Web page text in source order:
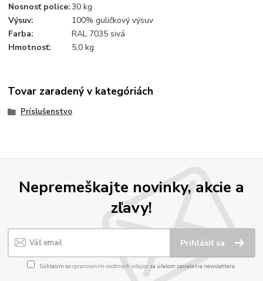
Nosnosť police:30 kg
Výsuv:
100% guličkový výsuv
Farba:
RAL 7035 sivá
Hmotnosť:
5,0 kg
Tovar zaradený v kategóriách
Príslušenstvo
Nepremeškajte novinky, akcie a
zľavy!
Prihlásiť sa
Súhlasím sospracovaním osobných údajov za účelom zasielania newslettera.